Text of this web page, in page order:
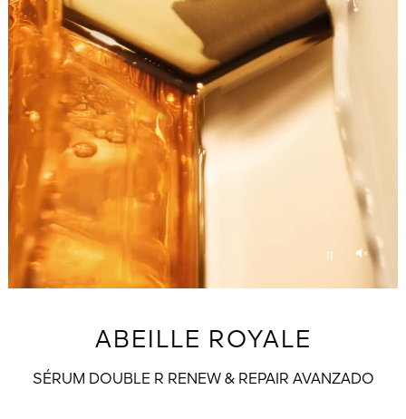
ABEILLE ROYALE
SÉRUM DOUBLE R RENEW & REPAIR AVANZADO